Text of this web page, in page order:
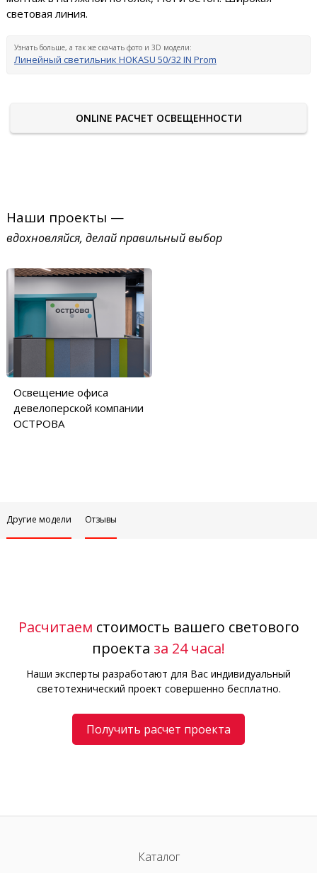
световая линия.
Узнать больше, а так же скачать фото и 3D модели:
Линейный светильник HOKASU 50/32 IN Prom
ONLINE РАСЧЕТ ОСВЕЩЕННОСТИ
Наши проекты —
вдохновляйся, делай правильный выбор
Освещение офиса
девелоперской компании
ОСТРОВА
Другие модели Отзывы
Расчитаем стоимость вашего светового
проекта за 24 часа!
Наши эксперты разработают для Вас индивидуальный
светотехнический проект совершенно бесплатно.
Получить расчет проекта
Каталог